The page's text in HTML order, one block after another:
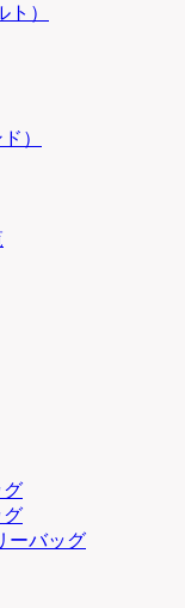
）
）
グ
グ
ーバッグ